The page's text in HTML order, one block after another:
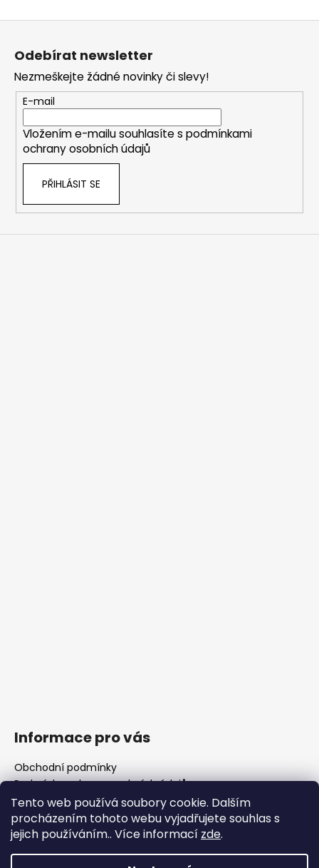
Tento web používá soubory cookie. Dalším
procházením tohoto webu vyjadřujete souhlas s
jejich používáním.. Více informací zde.
Z
Odebírat newsletter
Nezmeškejte žádné novinky či slevy!
E-mail
Vložením e-mailu souhlasíte s podmínkami
ochrany osobních údajů
PŘIHLÁSIT SE
Informace pro vás
Obchodní podmínky
Podmínky ochrany osobních údajů
Fotogalerie
FAQ - časté dotazy
Polotovary hlavní